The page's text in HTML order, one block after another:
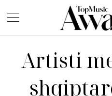
Artisti